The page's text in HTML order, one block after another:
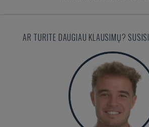
AR TURITE DAUGIAU KLAUSIMŲ?